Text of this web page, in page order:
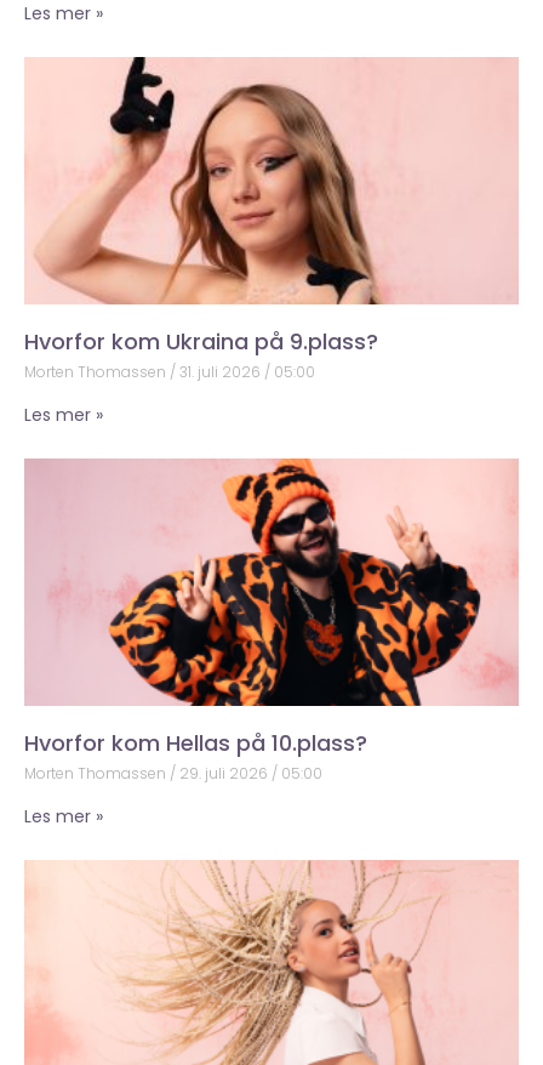
Les mer »
Hvorfor kom Ukraina på 9.plass?
Morten Thomassen 31. juli 2026 05:00
Les mer »
Hvorfor kom Hellas på 10.plass?
Morten Thomassen 29. juli 2026 05:00
Les mer »